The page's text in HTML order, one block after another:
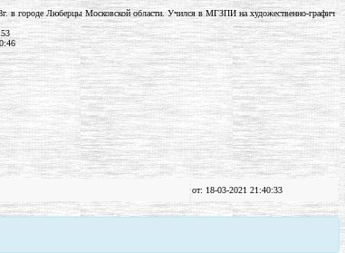
в городе Люберцы Московской области. Учился в МГЗПИ на художественно-графич
от: 18-03-2021 21:40:33